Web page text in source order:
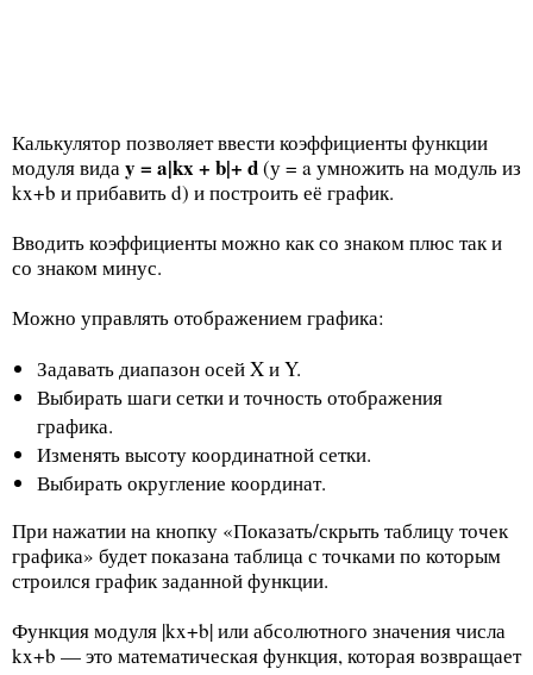
Калькулятор позволяет ввести коэффициенты функции
модуля видаy = a|kx + b|+ d(у = a умножить на модуль из
kx+b и прибавить d) и построить её график.
Вводить коэффициенты можно как со знаком плюс так и
со знаком минус.
Можно управлять отображением графика:
Задавать диапазон осей X и Y.
Выбирать шаги сетки и точность отображения
графика.
Изменять высоту координатной сетки.
Выбирать округление координат.
При нажатии на кнопку «Показать/скрыть таблицу точек
графика» будет показана таблица с точками по которым
строился график заданной функции.
Функция модуля |kx+b| или абсолютного значения числа
kx+b — это математическая функция, которая возвращает